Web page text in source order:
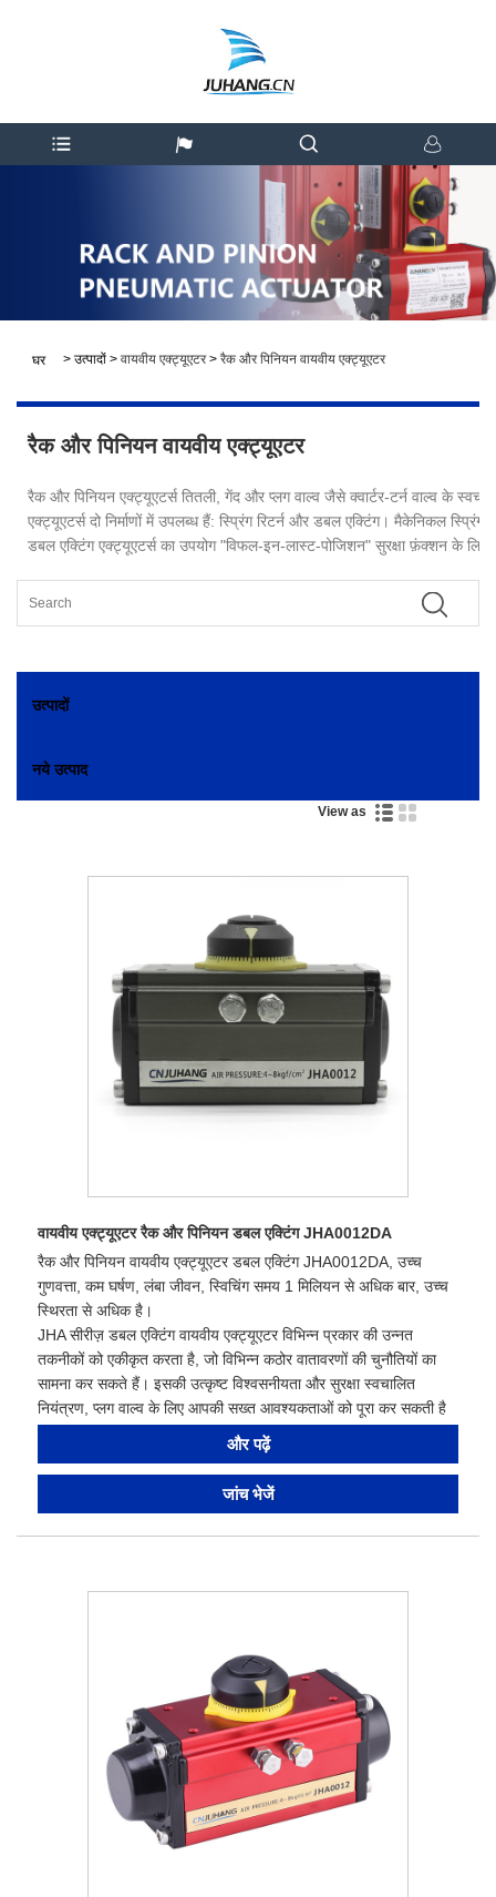
घर > उत्पादों > वायवीय एक्ट्यूएटर> रैक और पिनियन वायवीय एक्ट्यूएटर
रैक और पिनियन वायवीय एक्ट्यूएटर
रैक और पिनियन एक्ट्यूएटर्स तितली, गेंद और प्लग वाल्व जैसे क्वार्टर-टर्न वाल्व के
एक्ट्यूएटर्स दो निर्माणों में उपलब्ध हैं: स्प्रिंग रिटर्न और डबल एक्टिंग। मैकेनिकल
डबल एक्टिंग एक्ट्यूएटर्स का उपयोग "विफल-इन-लास्ट-पोजिशन" सुरक्षा फ़ंक्शन के लिए
उत्पादों
नये उत्पाद
View as
वायवीय एक्ट्यूएटर रैक और पिनियन डबल एक्टिंग JHA0012DA
रैक और पिनियन वायवीय एक्ट्यूएटर डबल एक्टिंग JHA0012DA, उच्च
गुणवत्ता, कम घर्षण, लंबा जीवन, स्विचिंग समय 1 मिलियन से अधिक बार, उच्च
स्थिरता से अधिक है।
JHA सीरीज़ डबल एक्टिंग वायवीय एक्ट्यूएटर विभिन्न प्रकार की उन्नत
तकनीकों को एकीकृत करता है, जो विभिन्न कठोर वातावरणों की चुनौतियों का
सामना कर सकते हैं। इसकी उत्कृष्ट विश्वसनीयता और सुरक्षा स्वचालित
नियंत्रण, प्लग वाल्व के लिए आपकी सख्त आवश्यकताओं को पूरा कर सकती है
और पढ़ें
जांच भेजें